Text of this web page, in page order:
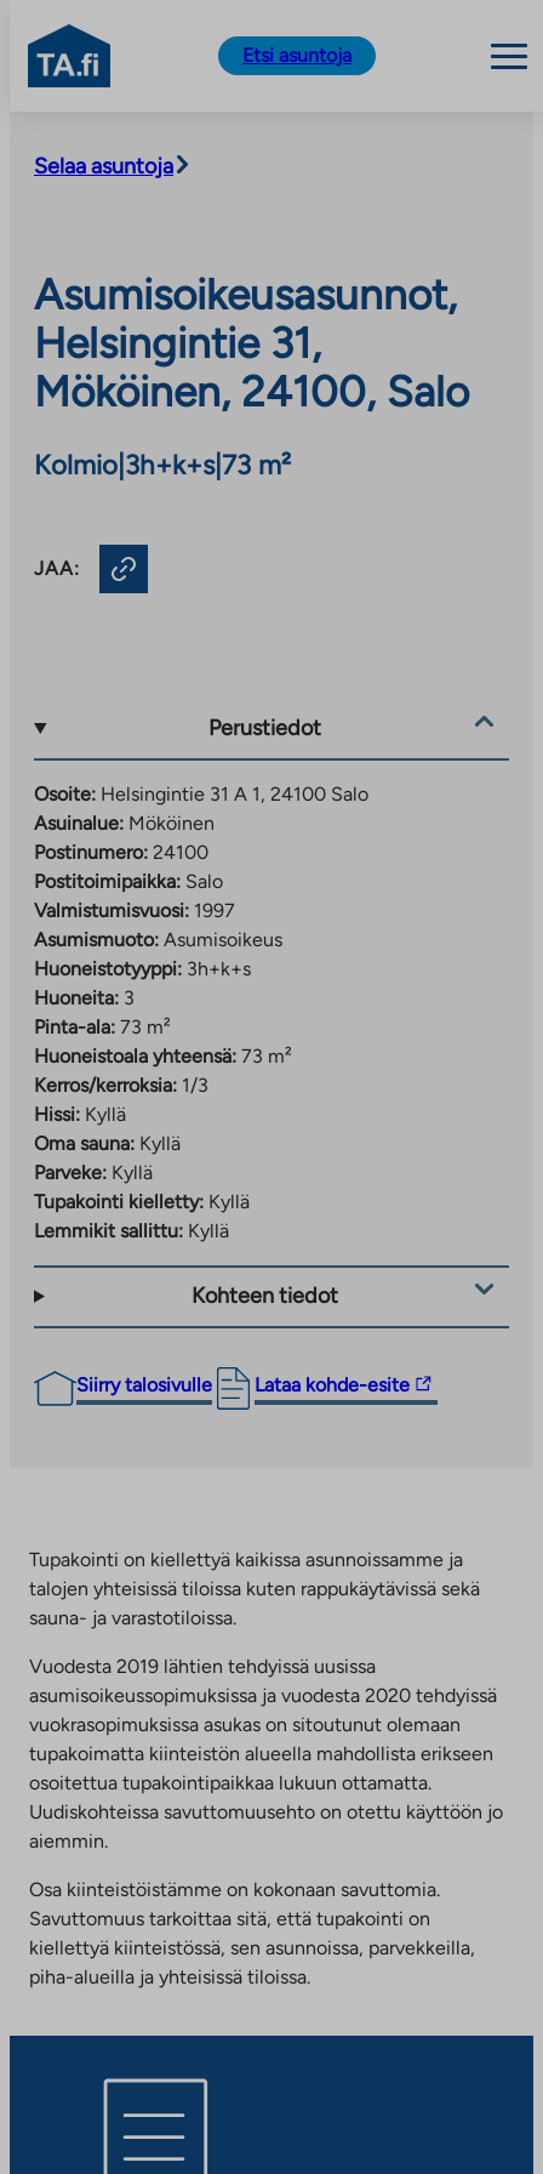
sisältöön
TA.fi
Etsi asuntoja
Selaa asuntoja
Asumisoikeusasunnot,
Helsingintie 31,
Mököinen, 24100, Salo
Kolmio 3h+k+s| 73 m²
JAA:
Perustiedot
Osoite: Helsingintie 31 A 1, 24100 Salo
Asuinalue: Mököinen
Postinumero: 24100
Postitoimipaikka: Salo
Valmistumisvuosi: 1997
Asumismuoto: Asumisoikeus
Huoneistotyyppi: 3h+k+s
Huoneita: 3
Pinta-ala: 73 m²
Huoneistoala yhteensä: 73 m²
Kerros/kerroksia: 1/3
Hissi: Kyllä
Oma sauna: Kyllä
Parveke: Kyllä
Tupakointi kielletty: Kyllä
Lemmikit sallittu: Kyllä
Kohteen tiedot
Siirry talosivulle Lataa kohde-esite
Linkki
vie
uuteen
välilehteen
Tupakointi on kiellettyä kaikissa asunnoissamme ja
talojen yhteisissä tiloissa kuten rappukäytävissä sekä
sauna- ja varastotiloissa.
Vuodesta 2019 lähtien tehdyissä uusissa
asumisoikeussopimuksissa ja vuodesta 2020 tehdyissä
vuokrasopimuksissa asukas on sitoutunut olemaan
tupakoimatta kiinteistön alueella mahdollista erikseen
osoitettua tupakointipaikkaa lukuun ottamatta.
Uudiskohteissa savuttomuusehto on otettu käyttöön jo
aiemmin.
Osa kiinteistöistämme on kokonaan savuttomia.
Savuttomuus tarkoittaa sitä, että tupakointi on
kiellettyä kiinteistössä, sen asunnoissa, parvekkeilla,
piha-alueilla ja yhteisissä tiloissa.